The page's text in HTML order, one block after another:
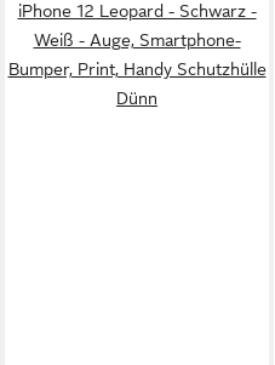
iPhone 12 Leopard - Schwarz -
Weiß - Auge, Smartphone-
Bumper, Print, Handy Schutzhülle
Dünn